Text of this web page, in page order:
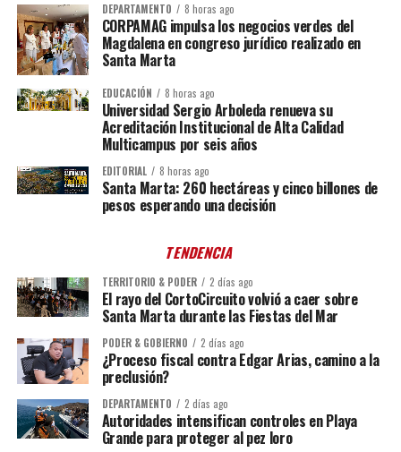
DEPARTAMENTO 8 horas ago
CORPAMAG impulsa los negocios verdes del
Magdalena en congreso jurídico realizado en
Santa Marta
EDUCACIÓN 8 horas ago
Universidad Sergio Arboleda renueva su
Acreditación Institucional de Alta Calidad
Multicampus por seis años
EDITORIAL 8 horas ago
Santa Marta: 260 hectáreas y cinco billones de
pesos esperando una decisión
TENDENCIA
TERRITORIO & PODER 2 días ago
El rayo del CortoCircuito volvió a caer sobre
Santa Marta durante las Fiestas del Mar
PODER & GOBIERNO 2 días ago
¿Proceso fiscal contra Edgar Arias, camino a la
preclusión?
DEPARTAMENTO 2 días ago
Autoridades intensifican controles en Playa
Grande para proteger al pez loro